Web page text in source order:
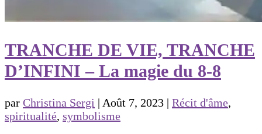
TRANCHE DE VIE, TRANCHE
D’INFINI – La magie du 8-8
par Christina Sergi | Août 7, 2023 | Récit d'âme,
spiritualité, symbolisme